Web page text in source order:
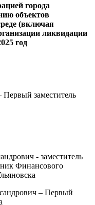
города
объектов
(включая
ликвидации
год
заместитель
- заместитель
Финансового
– Первый